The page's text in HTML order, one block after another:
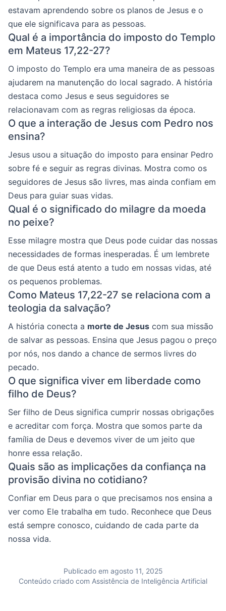
estavam aprendendo sobre os planos de Jesus e o
que ele significava para as pessoas.
Qual é a importância do imposto do Templo
em Mateus 17,22-27?
O imposto do Templo era uma maneira de as pessoas
ajudarem na manutenção do local sagrado. A história
destaca como Jesus e seus seguidores se
relacionavam com as regras religiosas da época.
O que a interação de Jesus com Pedro nos
ensina?
Jesus usou a situação do imposto para ensinar Pedro
sobre fé e seguir as regras divinas. Mostra como os
seguidores de Jesus são livres, mas ainda confiam em
Deus para guiar suas vidas.
Qual é o significado do milagre da moeda
no peixe?
Esse milagre mostra que Deus pode cuidar das nossas
necessidades de formas inesperadas. É um lembrete
de que Deus está atento a tudo em nossas vidas, até
os pequenos problemas.
Como Mateus 17,22-27 se relaciona com a
teologia da salvação?
A história conecta a morte de Jesus com sua missão
de salvar as pessoas. Ensina que Jesus pagou o preço
por nós, nos dando a chance de sermos livres do
pecado.
O que significa viver em liberdade como
filho de Deus?
Ser filho de Deus significa cumprir nossas obrigações
e acreditar com força. Mostra que somos parte da
família de Deus e devemos viver de um jeito que
honre essa relação.
Quais são as implicações da confiança na
provisão divina no cotidiano?
Confiar em Deus para o que precisamos nos ensina a
ver como Ele trabalha em tudo. Reconhece que Deus
está sempre conosco, cuidando de cada parte da
nossa vida.
Publicado em agosto 11, 2025
Conteúdo criado com Assistência de Inteligência Artificial